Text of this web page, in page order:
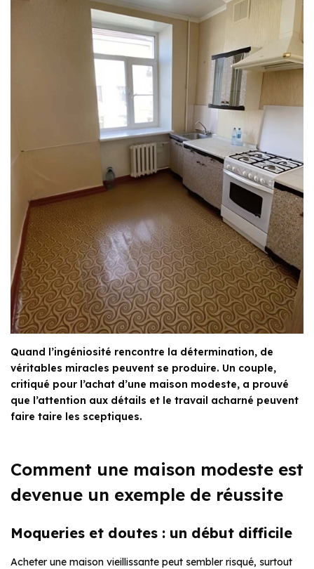
Quand l’ingéniosité rencontre la détermination, de
véritables miracles peuvent se produire. Un couple,
critiqué pour l’achat d’une maison modeste, a prouvé
que l’attention aux détails et le travail acharné peuvent
faire taire les sceptiques.
Comment une maison modeste est
devenue un exemple de réussite
Moqueries et doutes : un début difficile
Acheter une maison vieillissante peut sembler risqué, surtout